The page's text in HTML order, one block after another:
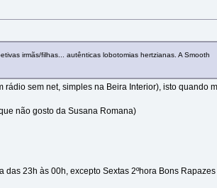
irmãs/filhas... autênticas lobotomias hertzianas. A Smooth
sem net, simples na Beira Interior), isto quando
não gosto da Susana Romana)
23h às 00h, excepto Sextas 2ºhora Bons